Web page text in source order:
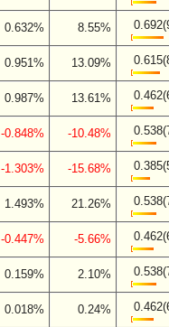
0.632% 8.55%
0.951% 13.09%
0.987% 13.61%
-0.848% -10.48%
-1.303% -15.68%
1.493% 21.26%
-0.447% -5.66%
0.159% 2.10%
0.018% 0.24%